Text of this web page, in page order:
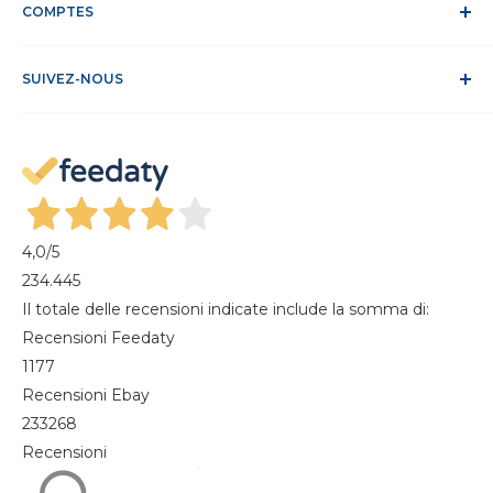
Politique relative aux cookies
Site sécurisé
FAQ
COMPTES
S'identifier
Magazine
SUIVEZ-NOUS
4,0/5
234.445
Il totale delle recensioni indicate include la somma di:
Recensioni Feedaty
1177
Recensioni Ebay
233268
Recensioni